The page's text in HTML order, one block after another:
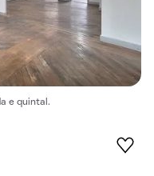
e quintal.